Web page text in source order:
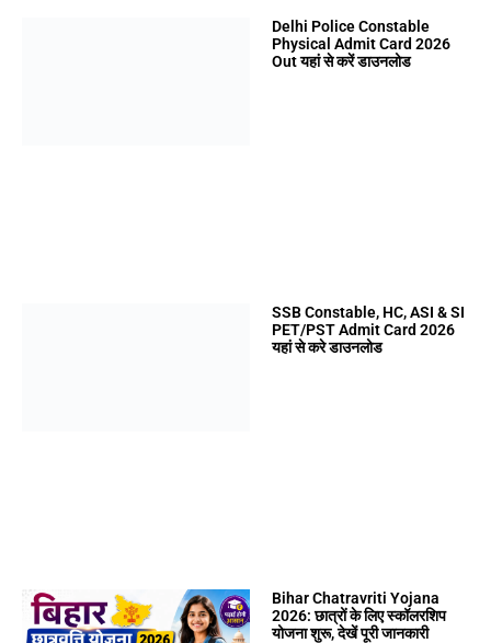
Delhi Police Constable
Physical Admit Card 2026
Out यहां से करें डाउनलोड
SSB Constable, HC, ASI & SI
PET/PST Admit Card 2026
यहां से करे डाउनलोड
Bihar Chatravriti Yojana
2026: छात्रों के लिए स्कॉलरशिप
योजना शुरू, देखें पूरी जानकारी